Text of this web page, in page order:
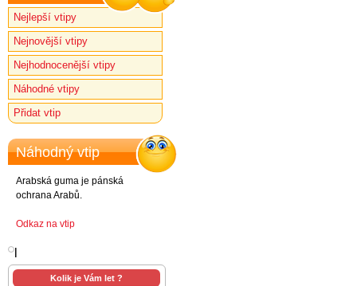
Nejlepší vtipy
Nejnovější vtipy
Nejhodnocenější vtipy
Náhodné vtipy
Přidat vtip
Náhodný vtip
Arabská guma je pánská
ochrana Arabů.
Odkaz na vtip
Kolik je Vám let ?